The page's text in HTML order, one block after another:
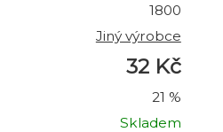
1800
Jiný výrobce
32 Kč
21 %
Skladem